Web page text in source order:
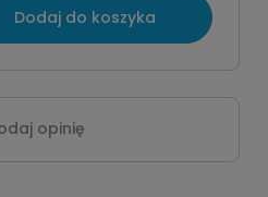
Dodaj do koszyka
opinię